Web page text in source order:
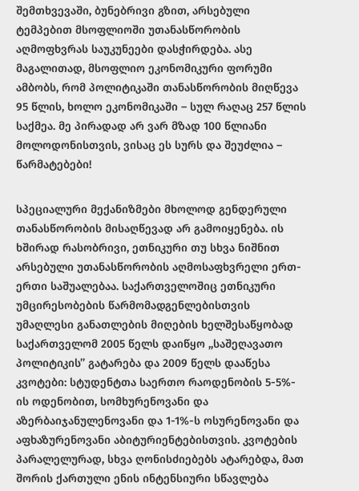
შემთხვევაში, ბუნებრივი გზით, არსებული
ტემპებით მსოფლიოში უთანასწორობის
აღმოფხვრას საუკუნეები დასჭირდება. ასე
მაგალითად, მსოფლიო ეკონომიკური ფორუმი
ამბობს, რომ პოლიტიკაში თანასწორობის მიღწევა
95 წლის, ხოლო ეკონომიკაში – სულ რაღაც 257 წლის
საქმეა. მე პირადად არ ვარ მზად 100 წლიანი
მოლოდონისთვის, ვისაც ეს სურს და შეუძლია –
წარმატებები!
სპეციალური მექანიზმები მხოლოდ გენდერული
თანასწორობის მისაღწევად არ გამოიყენება. ის
ხშირად რასობრივი, ეთნიკური თუ სხვა ნიშნით
არსებული უთანასწორობის აღმოსაფხვრელი ერთ-
ერთი საშუალებაა. საქართველოშიც ეთნიკური
უმცირესობების წარმომადგენლებისთვის
უმაღლესი განათლების მიღების ხელშესაწყობად
საქართველომ 2005 წელს დაიწყო ,,საშეღავათო
პოლიტიკის’’ გატარება და 2009 წელს დააწესა
კვოტები: სტუდენტთა საერთო რაოდენობის 5-5%-
ის ოდენობით, სომხურენოვანი და
აზერბაიჯანულენოვანი და 1-1%-ს ოსურენოვანი და
აფხაზურენოვანი აბიტურიენტებისთვის. კვოტების
პარალელურად, სხვა ღონისძიებებს ატარებდა, მათ
შორის ქართული ენის ინტენსიური სწავლება